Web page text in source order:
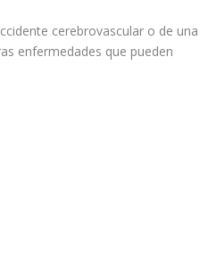
cerebrovascular o de una
enfermedades que pueden